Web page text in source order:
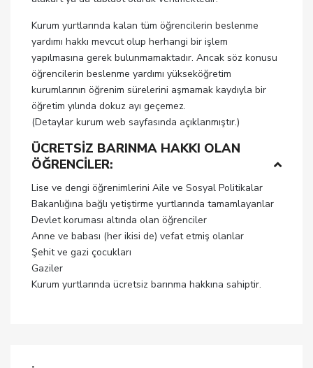
Kurum yurtlarında kalan tüm öğrencilerin beslenme
yardımı hakkı mevcut olup herhangi bir işlem
yapılmasına gerek bulunmamaktadır. Ancak söz konusu
öğrencilerin beslenme yardımı yükseköğretim
kurumlarının öğrenim sürelerini aşmamak kaydıyla bir
öğretim yılında dokuz ayı geçemez.
(Detaylar kurum web sayfasında açıklanmıştır.)
ÜCRETSİZ BARINMA HAKKI OLAN
ÖĞRENCİLER:
Lise ve dengi öğrenimlerini Aile ve Sosyal Politikalar
Bakanlığına bağlı yetiştirme yurtlarında tamamlayanlar
Devlet koruması altında olan öğrenciler
Anne ve babası (her ikisi de) vefat etmiş olanlar
Şehit ve gazi çocukları
Gaziler
Kurum yurtlarında ücretsiz barınma hakkına sahiptir.